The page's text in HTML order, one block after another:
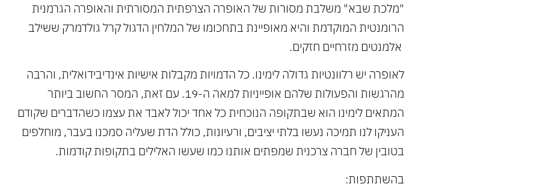
"מלכת שבא" משלבת מסורות של האופרה הצרפתית המסורתית והאופרה הגרמנית
הרומנטית המוקדמת והיא מאופיינת בתחכומו של המלחין הדגול קרל גולדמרק ששילב
אלמנטים מזרחיים חזקים.
לאופרה יש רלוונטיות גדולה לימינו. כל הדמויות מקבלות אישיות אינדיבידואלית, והרבה
מהרגשות והפעולות שלהם אופייניות למאה ה-19. עם זאת, המסר החשוב ביותר
המתאים לימינו הוא שבתקופה הנוכחית כל אחד יכול לאבד את עצמו כשהדברים שקודם
העניקו לנו תמיכה נעשו בלתי יציבים, ורעיונות, כולל הדת שעליה סמכנו בעבר, מוחלפים
בטובין של חברה צרכנית שמפתים אותנו כמו שעשו האלילים בתקופות קודמות.
בהשתתפות: